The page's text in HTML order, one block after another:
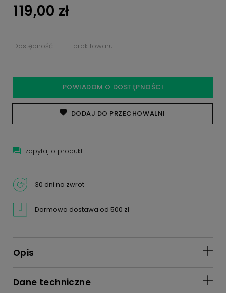
119,00 zł
Dostępność: brak towaru
POWIADOM O DOSTĘPNOŚCI
DODAJ DO PRZECHOWALNI
zapytaj o produkt
30 dni na zwrot
Darmowa dostawa od 500 zł
Opis
Dane techniczne